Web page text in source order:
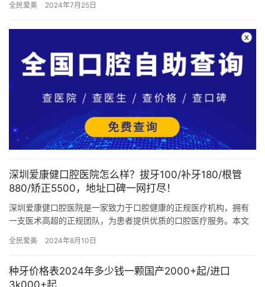
样，…
全民爱美 2024年7月25日
深圳爱康健口腔医院怎么样？拔牙100/补牙180/根管
880/矫正5500，地址口碑一网打尽！
深圳爱康健口腔医院是一家致力于口腔健康的正规医疗机构，拥有
一支医术高超的正规团队，为患者提供优质的口腔医疗服务。本文
址、电话…
全民爱美 2024年8月10日
种牙价格表2024年多少钱一颗国产2000+起/进口